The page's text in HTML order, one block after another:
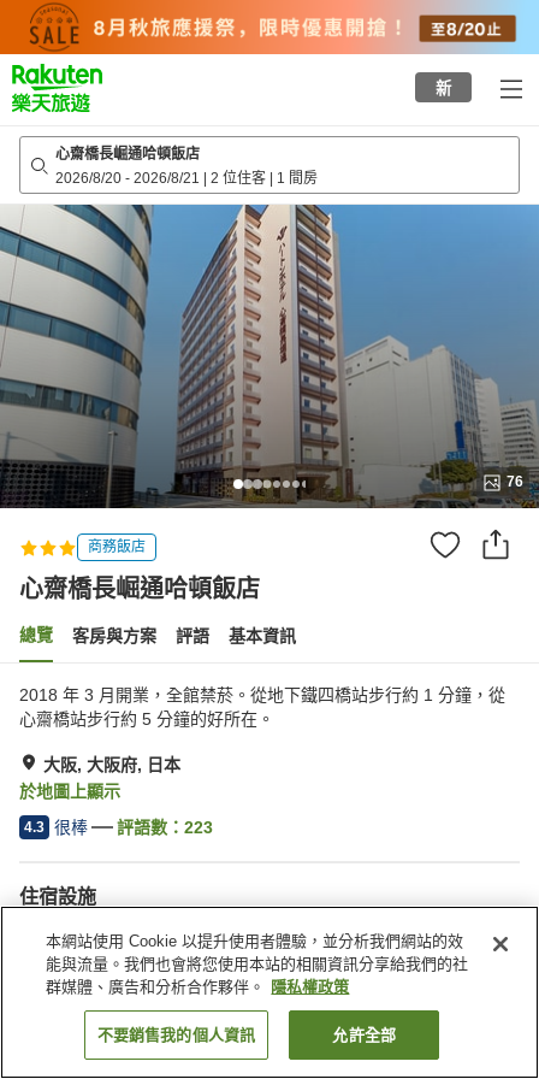
top
page
新
心齋橋長崛通哈頓飯店
2026/8/20 - 2026/8/21 | 2 位住客 | 1 間房
76
商務飯店
心齋橋長崛通哈頓飯店
總覽 客房與方案 評語 基本資訊
2018 年 3 月開業，全館禁菸。從地下鐵四橋站步行約 1 分鐘，從
心齋橋站步行約 5 分鐘的好所在。
大阪, 大阪府, 日本
於地圖上顯示
4.3 很棒 評語數： 223
住宿設施
餐廳 自動販賣機
首頁 日本 大阪府 大阪 心齋橋長崛通哈頓飯店
找客房
本網站使用 Cookie 以提升使用者體驗，並分析我們網站的效
能與流量。我們也會將您使用本站的相關資訊分享給我們的社
群媒體、廣告和分析合作夥伴。
隱私權政策
不要銷售我的個人資訊 允許全部